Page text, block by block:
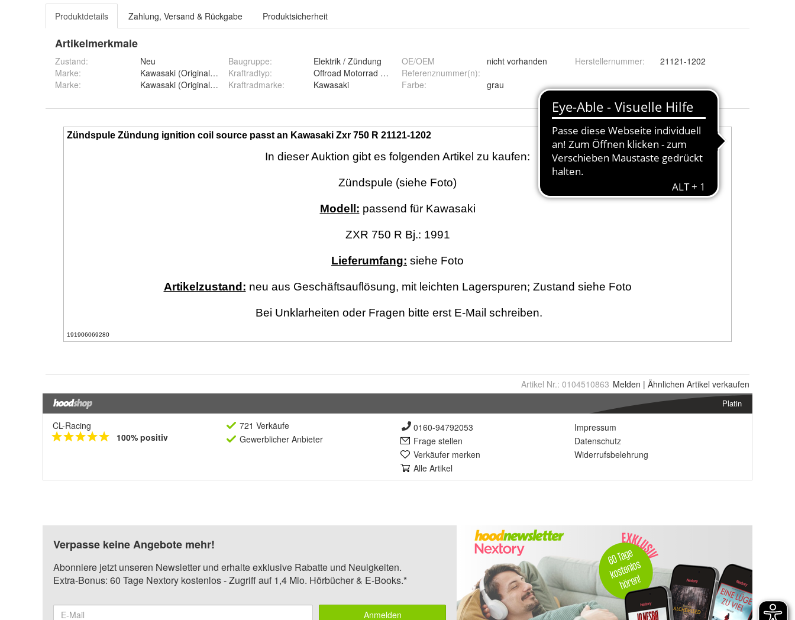
Produktdetails Zahlung, Versand & Rückgabe Produktsicherheit
Artikelmerkmale
Zustand:
Neu
Marke:
Kawasaki (Original OE)
Marke: Kawasaki (Original OE)
Baugruppe:
Elektrik / Zündung
Kraftradtyp:
Offroad Motorrad Enduro Cross
Kraftradmarke: Kawasaki
OE/OEM
Referenznummer(n):
nicht vorhanden
Farbe: grau
Herstellernummer: 21121-1202
Artikel Nr.: 0104510863 Melden | Ähnlichen Artikel verkaufen
Platin
CL-Racing
100% positiv
721 Verkäufe
Gewerblicher Anbieter
0160-94792053
Frage stellen
Verkäufer merken
Alle Artikel
Impressum
Datenschutz
Widerrufsbelehrung
Verpasse keine Angebote mehr!
Abonniere jetzt unseren Newsletter und erhalte exklusive Rabatte und Neuigkeiten.
Extra-Bonus: 60 Tage Nextory kostenlos - Zugriff auf 1,4 Mio. Hörbücher & E-Books.*
Anmelden